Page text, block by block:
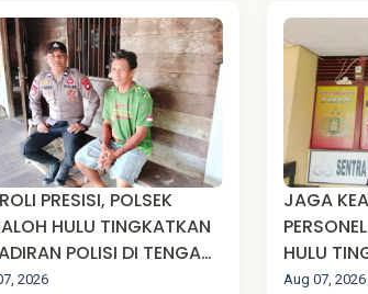
PRESISI, POLSEK
HULU TINGKATKAN
POLISI DI TENGAH
2026
JAGA
HULU
Aug 07, 2026